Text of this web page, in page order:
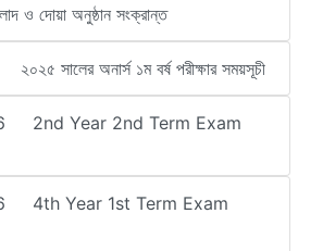
ও দোয়া অনুষ্ঠান সংক্রান্ত
২০২৫ সালের অনার্স ১ম বর্ষ পরীক্ষার সময়সূচী
2nd Year 2nd Term Exam
4th Year 1st Term Exam